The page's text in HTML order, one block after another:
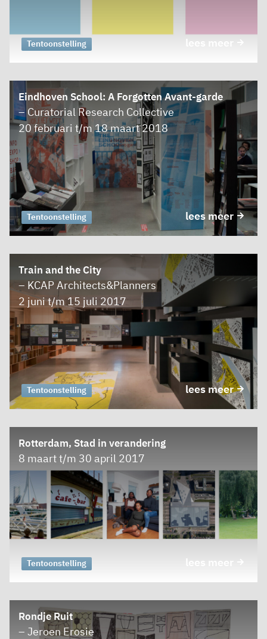
lees meer
Tentoonstelling
Eindhoven School: A Forgotten Avant-garde
– Curatorial Research Collective
20 februari t/m 18 maart 2018
lees meer
Tentoonstelling
Train and the City
– KCAP Architects&Planners
2 juni t/m 15 juli 2017
lees meer
Tentoonstelling
Rotterdam, Stad in verandering
8 maart t/m 30 april 2017
lees meer
Tentoonstelling
Rondje Ruit
– Jeroen Erosie